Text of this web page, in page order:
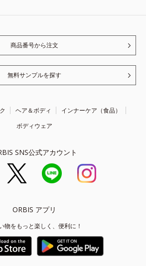
商品番号から注文
無料サンプルを探す
ヘア＆ボディ
インナーケア（食品）
ボディウェア
SNS公式アカウント
ORBIS アプリ
物をもっと楽しく、便利に！